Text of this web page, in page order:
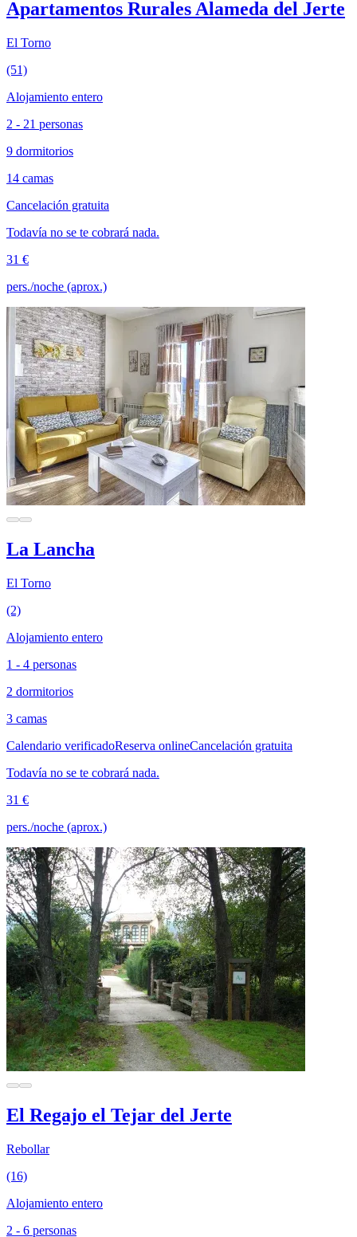
Apartamentos Rurales Alameda del Jerte
El Torno
(51)
Alojamiento entero
2 - 21 personas
9 dormitorios
14 camas
Cancelación gratuita
Todavía no se te cobrará nada.
31 €
pers./noche (aprox.)
La Lancha
El Torno
(2)
Alojamiento entero
1 - 4 personas
2 dormitorios
3 camas
Calendario verificadoReserva onlineCancelación gratuita
Todavía no se te cobrará nada.
31 €
pers./noche (aprox.)
El Regajo el Tejar del Jerte
Rebollar
(16)
Alojamiento entero
2 - 6 personas